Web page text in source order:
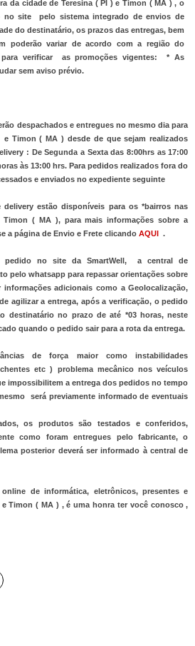
da cidade de Teresina ( PI ) e Timon ( MA ) , o
site  pelo sistema integrado de envios de
do destinatário, os prazos das entregas, bem
poderão variar de acordo com a região do
para verificar  as promoções vigentes:  * As
sem aviso prévio.
despachados e entregues no mesmo dia para
e Timon ( MA ) desde de que sejam realizados
: De Segunda a Sexta das 8:00hrs as 17:00
às 13:00 hrs. Para pedidos realizados fora do
e enviados no expediente seguinte
estão disponíveis para os *bairros nas
( MA ), para mais informações sobre a
a página de Envio e Frete clicando AQUI .
no site da SmartWell,  a central de
pelo whatsapp para repassar orientações sobre
adicionais como a Geolocalização,
agilizar a entrega, após a verificação, o pedido
destinatário no prazo de até *03 horas, neste
quando o pedido sair para a rota da entrega.
de força maior como instabilidades
etc ) problema mecânico nos veículos
impossibilitem a entrega dos pedidos no tempo
será previamente informado de eventuais
os produtos são testados e conferidos,
como foram entregues pelo fabricante, o
posterior deverá ser informado à central de
de informática, eletrônicos, presentes e
e Timon ( MA ) , é uma honra ter você conosco ,